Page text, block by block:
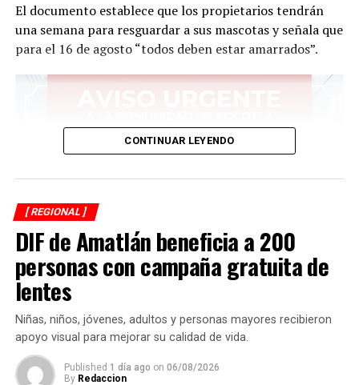
El documento establece que los propietarios tendrán
una semana para resguardar a sus mascotas y señala que
para el 16 de agosto “todos deben estar amarrados”.
CONTINUAR LEYENDO
[ REGIONAL ]
DIF de Amatlán beneficia a 200
personas con campaña gratuita de
lentes
Niñas, niños, jóvenes, adultos y personas mayores recibieron
apoyo visual para mejorar su calidad de vida.
Published 1 día ago on 06/08/2026
By Redaccion